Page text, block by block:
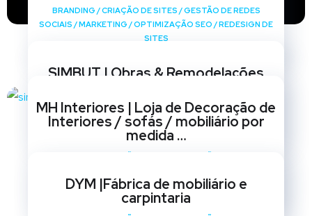
BRANDING /CRIAÇÃO DE SITES /GESTÃO DE REDES
SOCIAIS /MARKETING /OPTIMIZAÇÃO SEO /REDESIGN DE
SITES
SIMBUT | Obras & Remodelações
SOCIAIS /MARKETING OPTIMIZAÇÃO SEO/ REDESIGN DE
SITES
MH Interiores | Loja de Decoração de
Interiores / sofás / mobiliário por
medida …
SITES
DYM |Fábrica de mobiliário e
carpintaria